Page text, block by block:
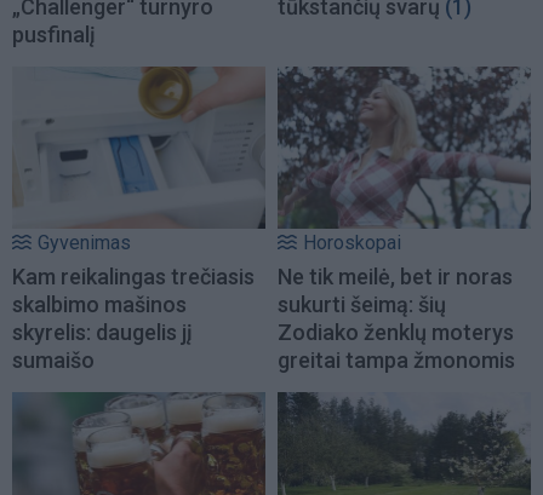
„Challenger“ turnyro
pusfinalį
tūkstančių svarų (1)
Gyvenimas
Kam reikalingas trečiasis
skalbimo mašinos
skyrelis: daugelis jį
sumaišo
Horoskopai
Ne tik meilė, bet ir noras
sukurti šeimą: šių
Zodiako ženklų moterys
greitai tampa žmonomis